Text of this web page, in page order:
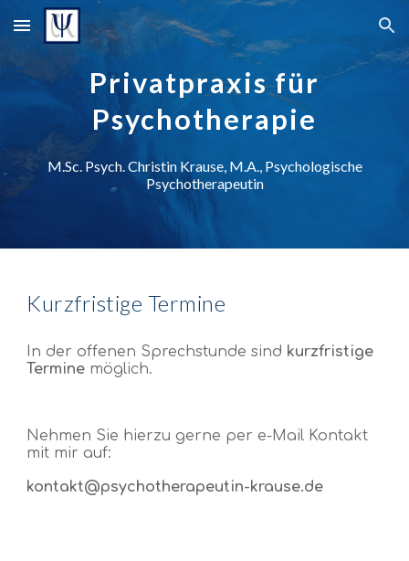
Skip to main content Skip to navigation
Privatpraxis für
Psychotherapie
M.Sc. Psych. Christin Krause, M.A., Psychologische
Psychotherapeutin
Kurzfristige Termine
In der offenen Sprechstunde sind kurzfristige
Termine möglich.
Nehmen Sie hierzu gerne per e-Mail Kontakt
mit mir auf:
kontakt@psychotherapeutin-krause.de